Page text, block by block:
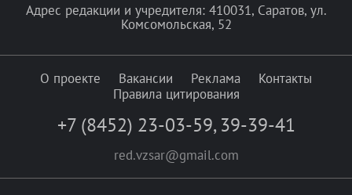
Адрес редакции и учредителя: 410031, Саратов, ул.
Комсомольская, 52
О проекте Вакансии Реклама
Контакты
Правила цитирования
+7 (8452) 23-03-59, 39-39-41
red.vzsar@gmail.com